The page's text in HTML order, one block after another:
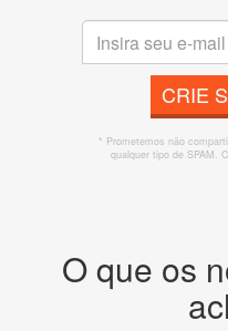
CRIE
* Prometemos não
qualquer tipo de SPAM.
O que os